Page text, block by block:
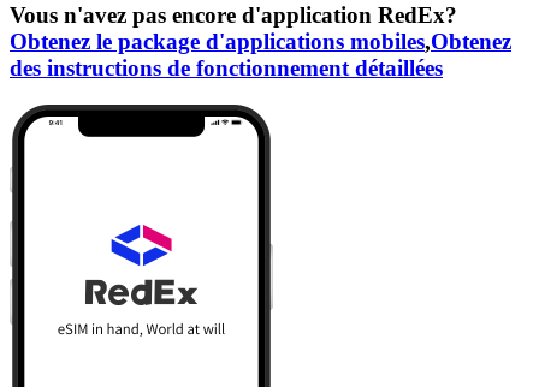
Vous n'avez pas encore d'application RedEx?
Obtenez le package d'applications mobiles,Obtenez
des instructions de fonctionnement détaillées